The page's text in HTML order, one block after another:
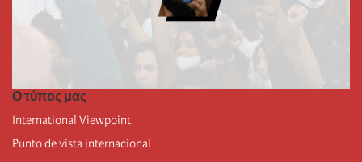
Ο τύπος μας
International Viewpoint
Punto de vista internacional